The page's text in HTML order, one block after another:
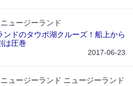
ニュージーランド
ンドのタウポ湖クルーズ！船上から
は圧巻
2017-06-23
ニュージーランド ニュージーランド